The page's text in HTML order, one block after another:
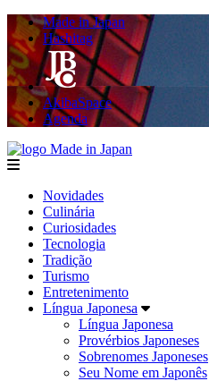
Made in Japan
Hashitag
AkibaSpace
Agenda
menu
Novidades
Culinária
Curiosidades
Tecnologia
Tradição
Turismo
Entretenimento
Língua Japonesa
Língua Japonesa
Provérbios Japoneses
Sobrenomes Japoneses
Seu Nome em Japonês